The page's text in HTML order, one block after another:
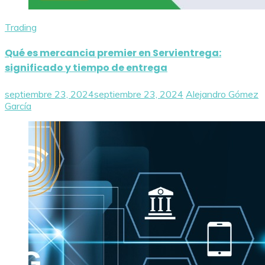
Trading
Qué es mercancia premier en Servientrega:
significado y tiempo de entrega
septiembre 23, 2024septiembre 23, 2024 Alejandro Gómez
García